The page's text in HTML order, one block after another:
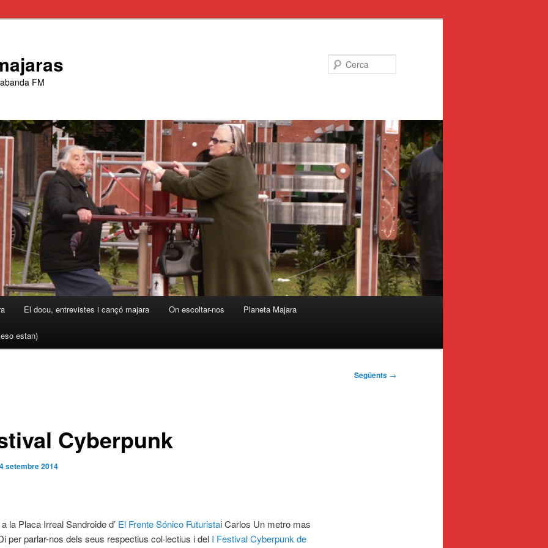
FM
El docu, entrevistes i cançó majara On escoltar-nos Planeta Majara
estan)
Següents →
Cyberpunk
setembre 2014
la Placa Irreal Sandroide d’ El Frente Sónico Futuristai Carlos Un metro mas
per parlar-nos dels seus respectius col·lectius i del I Festival Cyberpunk de